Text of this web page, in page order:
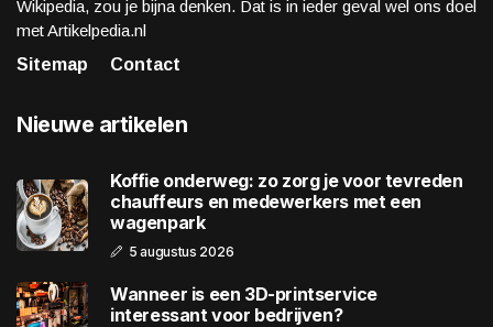
Wikipedia, zou je bijna denken. Dat is in ieder geval wel ons doel
met Artikelpedia.nl
Sitemap
Contact
Nieuwe artikelen
Koffie onderweg: zo zorg je voor tevreden
chauffeurs en medewerkers met een
wagenpark
5 augustus 2026
Wanneer is een 3D-printservice
interessant voor bedrijven?